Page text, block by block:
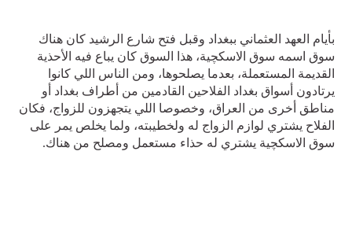
بأيام العهد العثماني ببغداد وقبل فتح شارع الرشيد كان هناك
سوق اسمه سوق الاسكچية، هذا السوق كان يباع فيه الأحذية
القديمة المستعملة، بعدما يصلحوها، ومن الناس اللي كانوا
يرتادون أسواق بغداد الفلاحين القادمين من أطراف بغداد أو
مناطق أخرى من العراق، وخصوصا اللي يتجهزون للزواج، فكان
الفلاح يشتري لوازم الزواج له ولخطيبته، ولما يخلص يمر على
سوق الاسكچية يشتري له حذاء مستعمل ومصلح من هناك.